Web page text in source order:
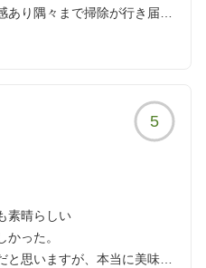
り隅々まで掃除が行き届い
あれば宿泊したいと思いま
hotel/voice/28258?
5
素晴らしい
かった。
思いますが、本当に美味し